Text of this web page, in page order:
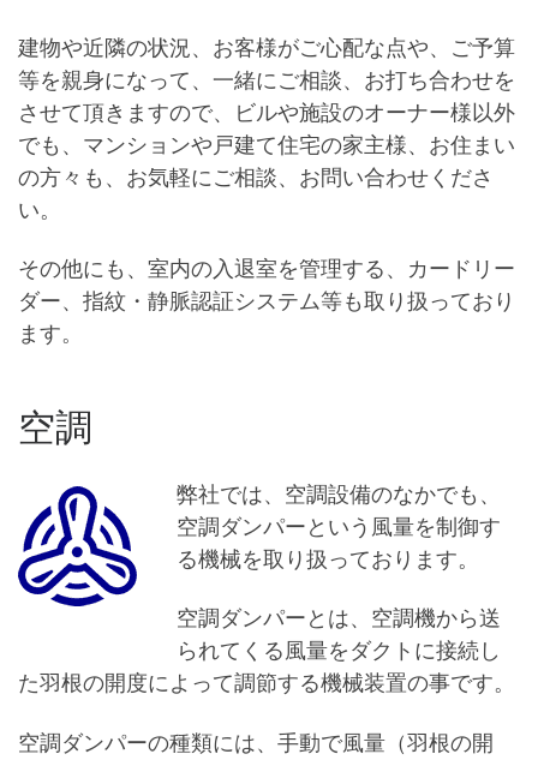
建物や近隣の状況、お客様がご心配な点や、ご予算
等を親身になって、一緒にご相談、お打ち合わせを
させて頂きますので、ビルや施設のオーナー様以外
でも、マンションや戸建て住宅の家主様、お住まい
の方々も、お気軽にご相談、お問い合わせくださ
い。
その他にも、室内の入退室を管理する、カードリー
ダー、指紋・静脈認証システム等も取り扱っており
ます。
空調
弊社では、空調設備のなかでも、
空調ダンパーという風量を制御す
る機械を取り扱っております。
空調ダンパーとは、空調機から送
られてくる風量をダクトに接続し
た羽根の開度によって調節する機械装置の事です。
空調ダンパーの種類には、手動で風量（羽根の開